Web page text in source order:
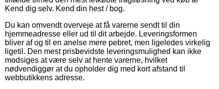
Kend dig selv. Kend din hest / bog.
Du kan omvendt overveje at få varerne sendt til din
hjemmeadresse eller ud til dit arbejde. Leveringsformen
bliver af og til en anelse mere pebret, men ligeledes virkelig
ligetil. Den mest prisbevidste leveringsmulighed kan ikke
modsiges at være selv at hente varerne, hvilket
nødvendiggør at du opholder dig med kort afstand til
webbutikkens adresse.